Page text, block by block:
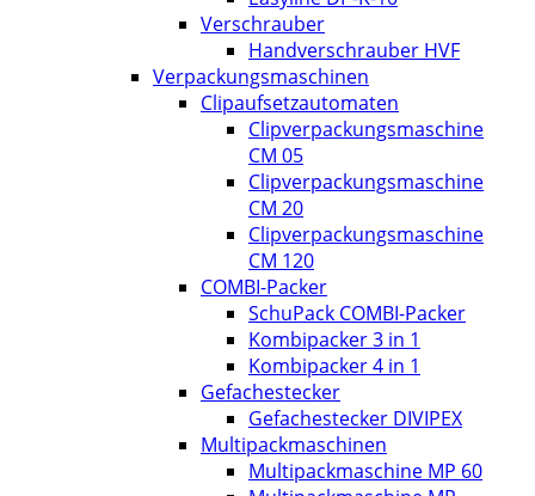
Verschrauber
Handverschrauber HVF
Verpackungsmaschinen
Clipaufsetzautomaten
Clipverpackungsmaschine
CM 05
Clipverpackungsmaschine
CM 20
Clipverpackungsmaschine
CM 120
COMBI-Packer
SchuPack COMBI-Packer
Kombipacker 3 in 1
Kombipacker 4 in 1
Gefachestecker
Gefachestecker DIVIPEX
Multipackmaschinen
Multipackmaschine MP 60